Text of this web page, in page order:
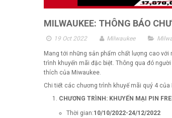
MILWAUKEE: THÔNG BÁO
19 Oct 2022 Milwaukee
Mang tới những sản phẩm chất lượng cao
trình khuyến mãi đặc biệt. Thông qua đó
thích của Miwaukee.
Chi tiết các chương trình khuyế mãi quý 4 của
CHƯƠNG TRÌNH: KHUYẾN MẠI PIN
Thời gian:10/10/2022-24/12/2022